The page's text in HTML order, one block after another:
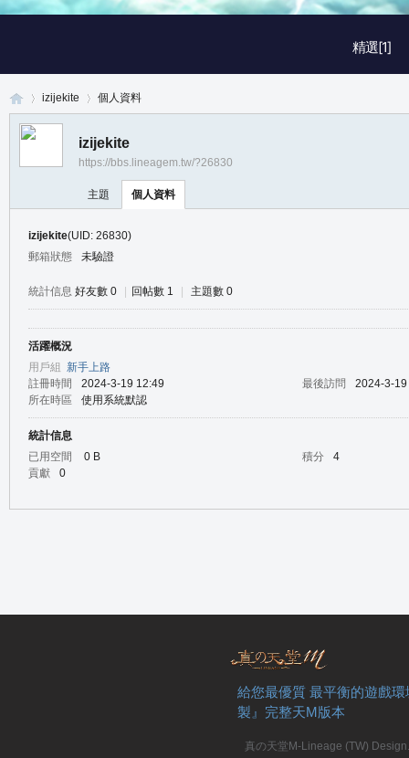
精選[1]
izijekite 個人資料
izijekite
https://bbs.lineagem.tw/?26830
主題 個人資料
izijekite(UID: 26830)
郵箱狀態
未驗證
統計信息 好友數 0 回帖數 1 主題數 0
活躍概況
用戶組 新手上路
註冊時間
2024-3-19 12:49 最後訪問
2024-3-
所在時區
使用系統默認
統計信息
已用空間
0 B 積分
4
貢獻
0
給您最優質 最平衡的遊戲
製』完整天M版本
真の天堂M-Lineage (TW)